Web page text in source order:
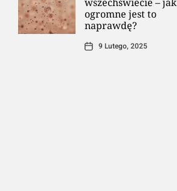
ogromne jest to
naprawdę?
9 Lutego, 2025